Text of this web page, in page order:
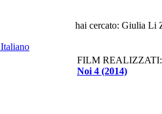
hai cercato: Giulia Li
FILM REALIZZATI:
Noi 4 (2014)